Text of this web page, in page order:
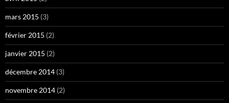
mars 2015 (3)
février 2015 (2)
janvier 2015 (2)
décembre 2014 (3)
novembre 2014 (2)